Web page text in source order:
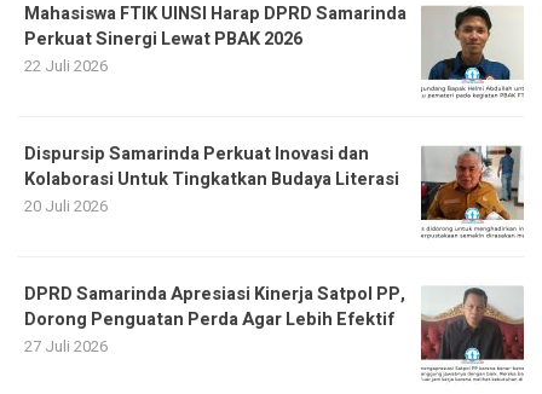
Mahasiswa FTIK UINSI Harap DPRD Samarinda
Perkuat Sinergi Lewat PBAK 2026
22 Juli 2026
Dispursip Samarinda Perkuat Inovasi dan
Kolaborasi Untuk Tingkatkan Budaya Literasi
20 Juli 2026
DPRD Samarinda Apresiasi Kinerja Satpol PP,
Dorong Penguatan Perda Agar Lebih Efektif
27 Juli 2026